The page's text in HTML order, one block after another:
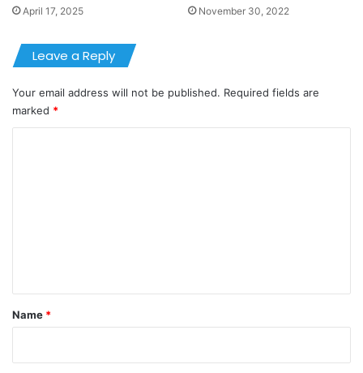
April 17, 2025 November 30, 2022
Leave a Reply
Your email address will not be published. Required fields are
marked *
*
Name *